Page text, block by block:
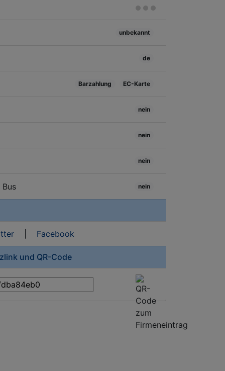
unbekannt
de
Barzahlung EC-Karte
nein
nein
nein
nein
| Facebook
und QR-Code